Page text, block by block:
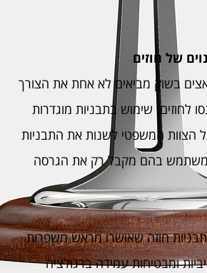
של חוזים
בשוק מביאים לא אחת את הצורך
לחוזים. שימוש בתבניות מוגדרות
הצוות המשפטי לשנות את התבניות
בהם מקבל רק את הגרסה
חוזה שאושרו מראש משפרות
ומבטיחות עמידה ברגולציה